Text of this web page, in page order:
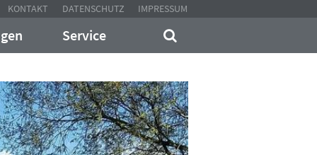
KONTAKT DATENSCHUTZ IMPRESSUM
Service